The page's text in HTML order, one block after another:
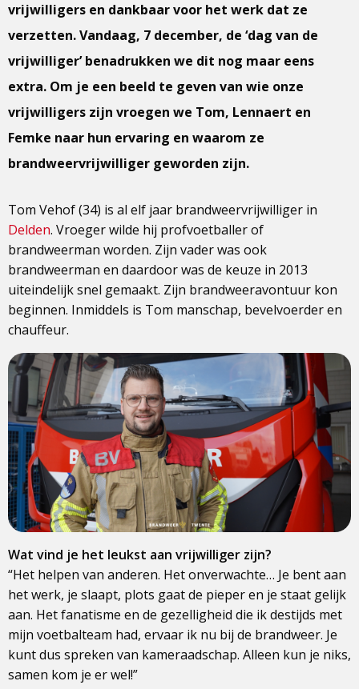
vrijwilligers en dankbaar voor het werk dat ze
verzetten. Vandaag, 7 december, de ‘dag van de
vrijwilliger’ benadrukken we dit nog maar eens
extra. Om je een beeld te geven van wie onze
vrijwilligers zijn vroegen we Tom, Lennaert en
Femke naar hun ervaring en waarom ze
brandweervrijwilliger geworden zijn.
Tom Vehof (34) is al elf jaar brandweervrijwilliger in
Delden. Vroeger wilde hij profvoetballer of
brandweerman worden. Zijn vader was ook
brandweerman en daardoor was de keuze in 2013
uiteindelijk snel gemaakt. Zijn brandweeravontuur kon
beginnen. Inmiddels is Tom manschap, bevelvoerder en
chauffeur.
Wat vind je het leukst aan vrijwilliger zijn?
“Het helpen van anderen. Het onverwachte… Je bent aan
het werk, je slaapt, plots gaat de pieper en je staat gelijk
aan. Het fanatisme en de gezelligheid die ik destijds met
mijn voetbalteam had, ervaar ik nu bij de brandweer. Je
kunt dus spreken van kameraadschap. Alleen kun je niks,
samen kom je er wel!”